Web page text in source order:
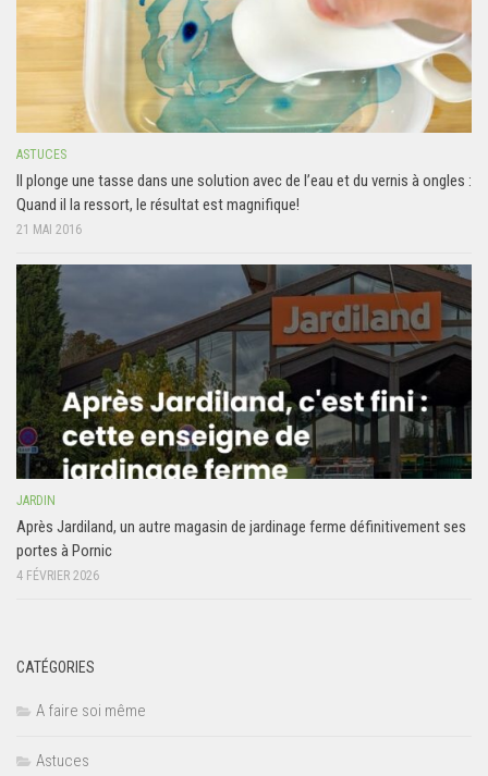
ASTUCES
Il plonge une tasse dans une solution avec de l’eau et du vernis à ongles :
Quand il la ressort, le résultat est magnifique!
21 MAI 2016
JARDIN
Après Jardiland, un autre magasin de jardinage ferme définitivement ses
portes à Pornic
4 FÉVRIER 2026
CATÉGORIES
A faire soi même
Astuces